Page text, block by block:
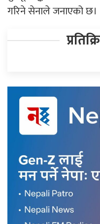
गरिने सेनाले जनाएको छ।